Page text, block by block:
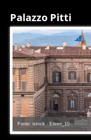
Palazzo Pitti
Fonte: istock - Eileen_10